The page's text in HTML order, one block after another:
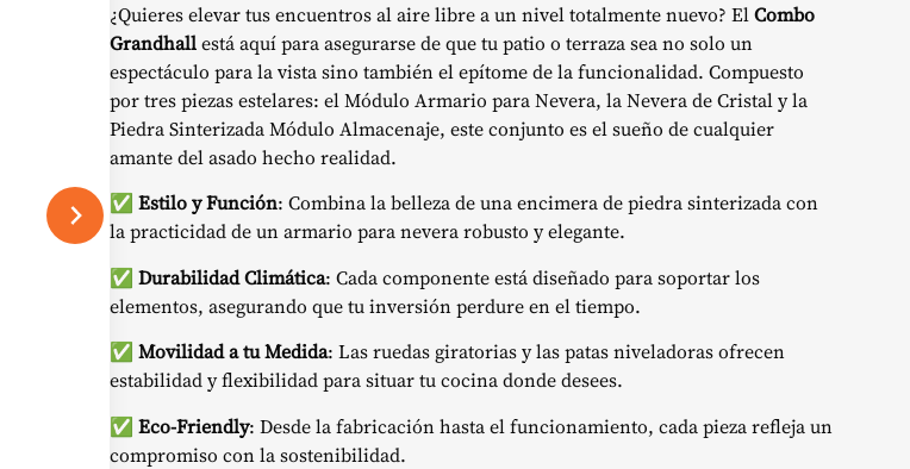
¿Quieres elevar tus encuentros al aire libre a un nivel totalmente nuevo? ElCombo
Grandhallestá aquí para asegurarse de que tu patio o terraza sea no solo un
espectáculo para la vista sino también el epítome de la funcionalidad. Compuesto
por tres piezas estelares: el Módulo Armario para Nevera, la Nevera de Cristal y la
Piedra Sinterizada Módulo Almacenaje, este conjunto es el sueño de cualquier
amante del asado hecho realidad.
✅ Estilo y Función: Combina la belleza de una encimera de piedra sinterizada con
la practicidad de un armario para nevera robusto y elegante.
✅ Durabilidad Climática: Cada componente está diseñado para soportar los
elementos, asegurando que tu inversión perdure en el tiempo.
✅ Movilidad a tu Medida: Las ruedas giratorias y las patas niveladoras ofrecen
estabilidad y flexibilidad para situar tu cocina donde desees.
✅ Eco-Friendly: Desde la fabricación hasta el funcionamiento, cada pieza refleja un
compromiso con la sostenibilidad.